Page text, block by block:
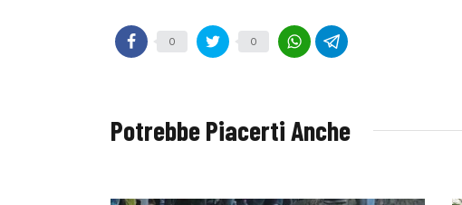
0 0
Potrebbe Piacerti Anche